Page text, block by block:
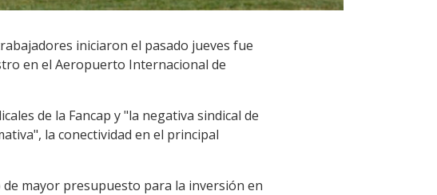
iniciaron el pasado jueves fue
en el Aeropuerto Internacional de
de la Fancap y "la negativa sindical de
la conectividad en el principal
mayor presupuesto para la inversión en